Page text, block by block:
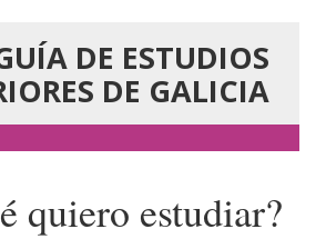
DE ESTUDIOS
DE GALICIA
quiero estudiar?